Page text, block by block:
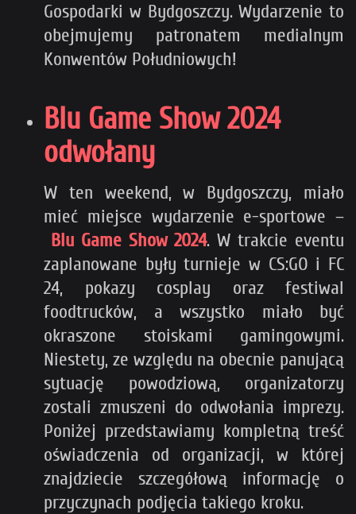
Gospodarki w Bydgoszczy. Wydarzenie to
obejmujemy patronatem medialnym
Konwentów Południowych!
Blu Game Show 2024
odwołany
W ten weekend, w Bydgoszczy, miało
mieć miejsce wydarzenie e-sportowe –
Blu Game Show 2024. W trakcie eventu
zaplanowane były turnieje w CS:GO i FC
24, pokazy cosplay oraz festiwal
foodtrucków, a wszystko miało być
okraszone stoiskami gamingowymi.
Niestety, ze względu na obecnie panującą
sytuację powodziową, organizatorzy
zostali zmuszeni do odwołania imprezy.
Poniżej przedstawiamy kompletną treść
oświadczenia od organizacji, w której
znajdziecie szczegółową informację o
przyczynach podjęcia takiego kroku.